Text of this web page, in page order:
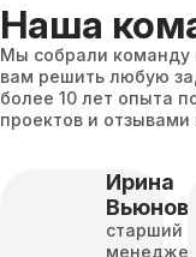
Наша
Мы собрали команду
вам решить любую
более 10 лет опыта
проектов и отзывами
Ирина
Вьюнова
старший
менеджер